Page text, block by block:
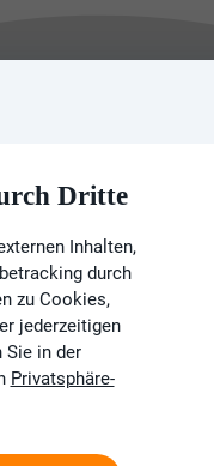
Dritte
Inhalten,
durch
zu Cookies,
jederzeitigen
Sie in der
Privatsphäre-